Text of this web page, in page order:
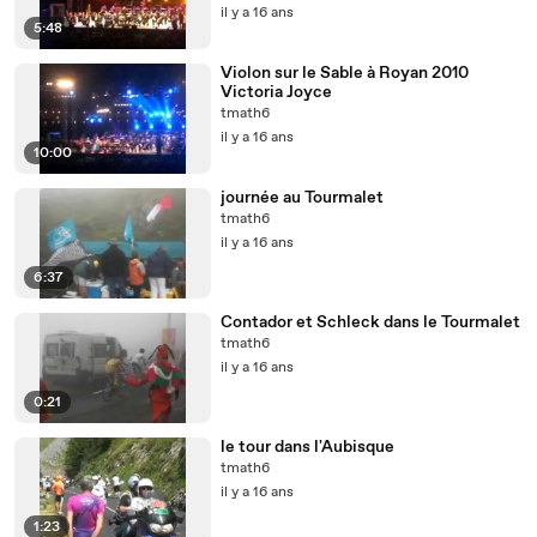
5:48
il y a 16 ans
10:00
Violon sur le Sable à Royan 2010
Victoria Joyce
tmath6
il y a 16 ans
6:37
journée au Tourmalet
tmath6
il y a 16 ans
0:21
Contador et Schleck dans le Tourmalet
tmath6
il y a 16 ans
1:23
le tour dans l'Aubisque
tmath6
il y a 16 ans